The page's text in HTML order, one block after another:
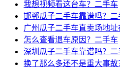
我想视频看这台车？二手车
邯郸瓜子二手车靠谱吗？二
广州瓜子二手车直卖场地
怎么查看退车原因？二手车
深圳瓜子二手车靠谱吗？二
换了那么多还不是重大事故